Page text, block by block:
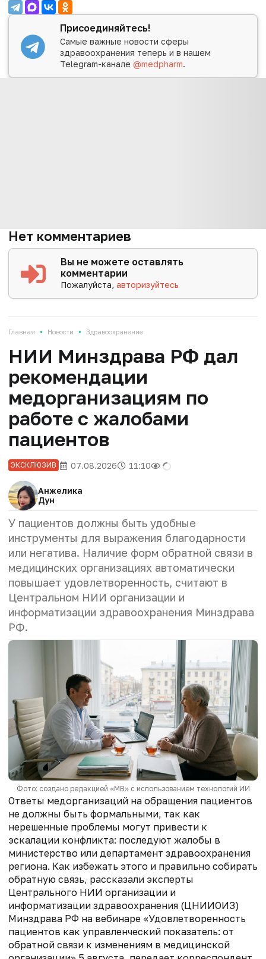
Присоединяйтесь!
Самые важные новости сферы
здравоохранения теперь и в нашем
Telegram-канале@medpharm.
Нет комментариев
Вы не можете оставлять
комментарии
Пожалуйста,авторизуйтесь
Главная • Новости • Здравоохранение
НИИ Минздрава РФ дал
рекомендации
медорганизациям по
работе с жалобами
пациентов
ЭКСКЛЮЗИВ 07.08.2026 11:10
Анжелика
Дун
У пациентов должны быть удобные
инструменты для выражения благодарности
или негатива. Наличие форм обратной связи в
медицинских организациях автоматически
повышает удовлетворенность, считают в
Центральном НИИ организации и
информатизации здравоохранения Минздрава
РФ.
Фото: создано редакцией «МВ» с использованием технологий ИИ
Ответы медорганизаций на обращения пациентов
не должны быть формальными, так как
нерешенные проблемы могут привести к
эскалации конфликта: последуют жалобы в
министерство или департамент здравоохранения
региона. Как избежать этого и правильно собирать
обратную связь, рассказали эксперты
Центрального НИИ организации и
информатизации здравоохранения (ЦНИИОИЗ)
Минздрава РФ на вебинаре «Удовлетворенность
пациентов как управленческий показатель: от
обратной связи к изменениям в медицинской